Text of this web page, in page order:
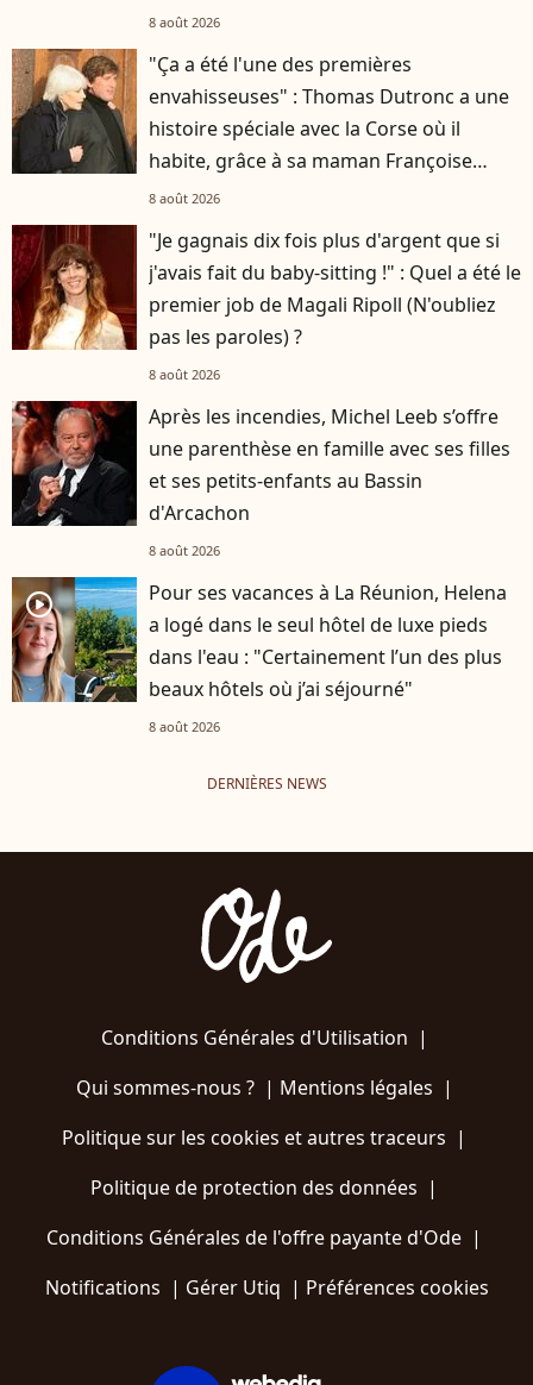
8 août 2026
"Ça a été l'une des premières
envahisseuses" : Thomas Dutronc a une
histoire spéciale avec la Corse où il
habite, grâce à sa maman Françoise
Hardy
8 août 2026
"Je gagnais dix fois plus d'argent que si
j'avais fait du baby-sitting !" : Quel a été le
premier job de Magali Ripoll (N'oubliez
pas les paroles) ?
8 août 2026
Après les incendies, Michel Leeb s’offre
une parenthèse en famille avec ses filles
et ses petits-enfants au Bassin
d'Arcachon
8 août 2026
player2
Pour ses vacances à La Réunion, Helena
a logé dans le seul hôtel de luxe pieds
dans l'eau : "Certainement l’un des plus
beaux hôtels où j’ai séjourné"
8 août 2026
DERNIÈRES NEWS
Conditions Générales d'Utilisation |
Qui sommes-nous ?| Mentions légales |
Politique sur les cookies et autres traceurs |
Politique de protection des données |
Conditions Générales de l'offre payante d'Ode |
Notifications | Gérer Utiq | Préférences cookies